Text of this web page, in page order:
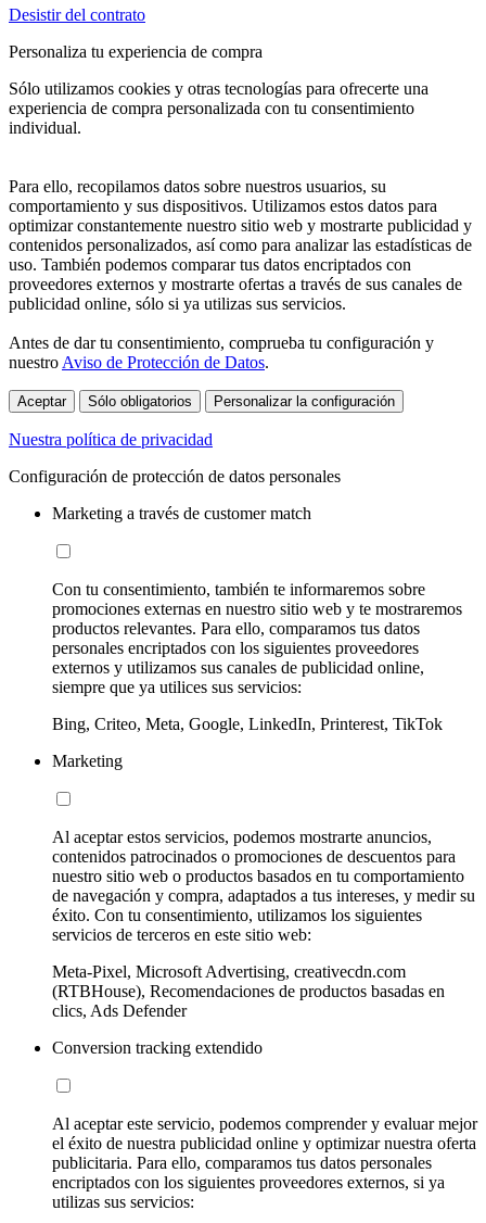
Desistir del contrato
Personaliza tu experiencia de compra
Sólo utilizamos cookies y otras tecnologías para ofrecerte una
experiencia de compra personalizada con tu consentimiento
individual.
Para ello, recopilamos datos sobre nuestros usuarios, su
comportamiento y sus dispositivos. Utilizamos estos datos para
optimizar constantemente nuestro sitio web y mostrarte publicidad y
contenidos personalizados, así como para analizar las estadísticas de
uso. También podemos comparar tus datos encriptados con
proveedores externos y mostrarte ofertas a través de sus canales de
publicidad online, sólo si ya utilizas sus servicios.
Antes de dar tu consentimiento, comprueba tu configuración y
nuestro Aviso de Protección de Datos.
Aceptar Sólo obligatorios Personalizar la configuración
Nuestra política de privacidad
Configuración de protección de datos personales
Marketing a través de customer match
Con tu consentimiento, también te informaremos sobre
promociones externas en nuestro sitio web y te mostraremos
productos relevantes. Para ello, comparamos tus datos
personales encriptados con los siguientes proveedores
externos y utilizamos sus canales de publicidad online,
siempre que ya utilices sus servicios:
Bing, Criteo, Meta, Google, LinkedIn, Printerest, TikTok
Marketing
Al aceptar estos servicios, podemos mostrarte anuncios,
contenidos patrocinados o promociones de descuentos para
nuestro sitio web o productos basados en tu comportamiento
de navegación y compra, adaptados a tus intereses, y medir su
éxito. Con tu consentimiento, utilizamos los siguientes
servicios de terceros en este sitio web:
Meta-Pixel, Microsoft Advertising, creativecdn.com
(RTBHouse), Recomendaciones de productos basadas en
clics, Ads Defender
Conversion tracking extendido
Al aceptar este servicio, podemos comprender y evaluar mejor
el éxito de nuestra publicidad online y optimizar nuestra oferta
publicitaria. Para ello, comparamos tus datos personales
encriptados con los siguientes proveedores externos, si ya
utilizas sus servicios: